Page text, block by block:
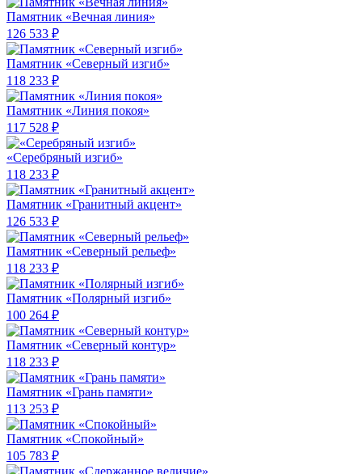
Памятник «Вечная линия»
126 533 ₽
Памятник «Северный изгиб»
118 233 ₽
Памятник «Линия покоя»
117 528 ₽
«Серебряный изгиб»
118 233 ₽
Памятник «Гранитный акцент»
126 533 ₽
Памятник «Северный рельеф»
118 233 ₽
Памятник «Полярный изгиб»
100 264 ₽
Памятник «Северный контур»
118 233 ₽
Памятник «Грань памяти»
113 253 ₽
Памятник «Спокойный»
105 783 ₽